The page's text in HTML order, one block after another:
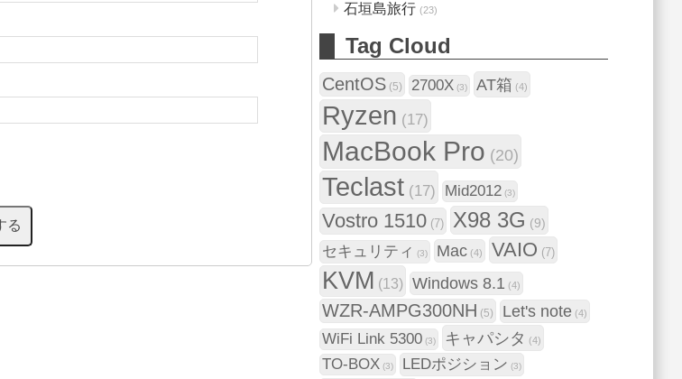
石垣島旅行 (23)
Tag Cloud
CentOS (5) 2700X (3) AT箱 (4)
Ryzen (17)
MacBook Pro (20)
Teclast (17) Mid2012 (3)
Vostro 1510 (7) X98 3G (9)
セキュリティ (3) Mac (4) VAIO (7)
KVM (13) Windows 8.1 (4)
WZR-AMPG300NH (5) Let's note (4)
WiFi Link 5300 (3) キャパシタ (4)
TO-BOX (3) LEDポジション (3)